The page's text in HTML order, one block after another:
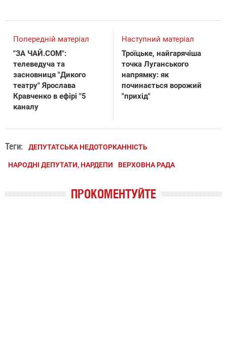
Попередній матеріал
"ЗА ЧАЙ.COM":
телеведуча та
засновниця "Дикого
театру" Ярослава
Кравченко в ефірі "5
каналу
Наступний матеріал
Троїцьке, найгарячіша
точка Луганського
напрямку: як
починається ворожий
"прихід"
Теги: ДЕПУТАТСЬКА НЕДОТОРКАННІСТЬ
НАРОДНІ ДЕПУТАТИ, НАРДЕПИ ВЕРХОВНА РАДА
ПРОКОМЕНТУЙТЕ